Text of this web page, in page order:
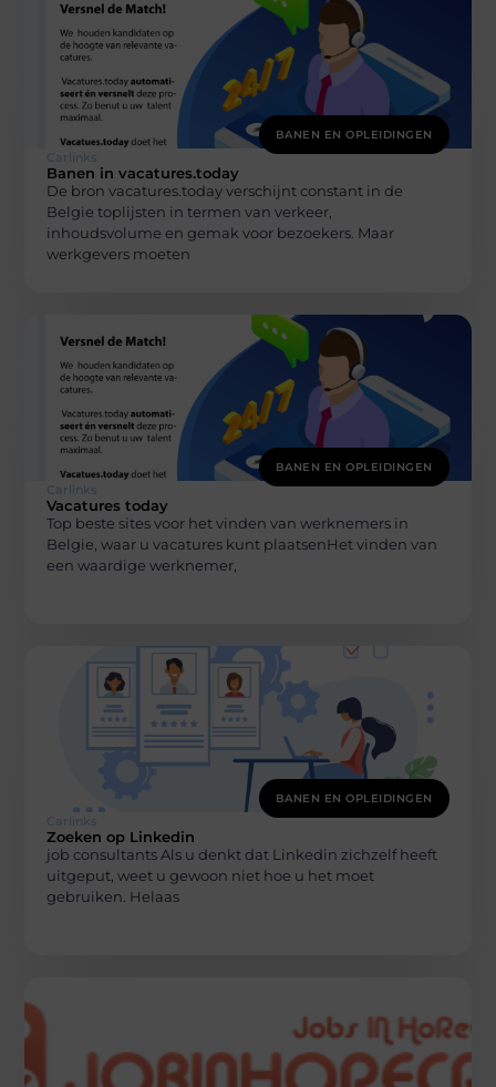
BANEN EN OPLEIDINGEN
Carlinks
Banen in vacatures.today
De bron vacatures.today verschijnt constant in de
Belgie toplijsten in termen van verkeer,
inhoudsvolume en gemak voor bezoekers. Maar
werkgevers moeten
BANEN EN OPLEIDINGEN
Carlinks
Vacatures today
Top beste sites voor het vinden van werknemers in
Belgie, waar u vacatures kunt plaatsenHet vinden van
een waardige werknemer,
BANEN EN OPLEIDINGEN
Carlinks
Zoeken op Linkedin
job consultants Als u denkt dat Linkedin zichzelf heeft
uitgeput, weet u gewoon niet hoe u het moet
gebruiken. Helaas